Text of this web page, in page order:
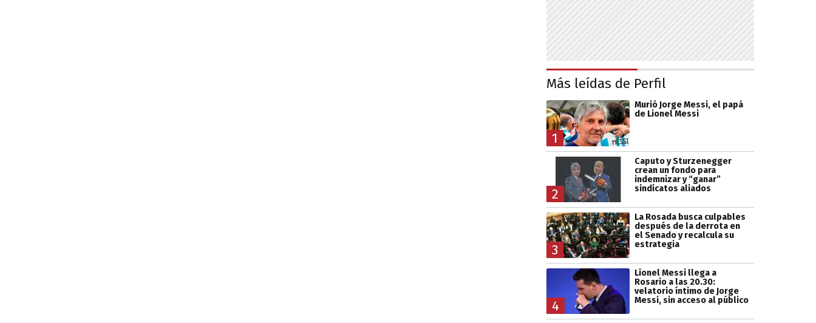
Más leídas de Perfil
1
Murió Jorge Messi, el papá
de Lionel Messi
2
Caputo y Sturzenegger
crean un fondo para
indemnizar y “ganar”
sindicatos aliados
3
La Rosada busca culpables
después de la derrota en
el Senado y recalcula su
estrategia
4
Lionel Messi llega a
Rosario a las 20.30:
velatorio íntimo de Jorge
Messi, sin acceso al público